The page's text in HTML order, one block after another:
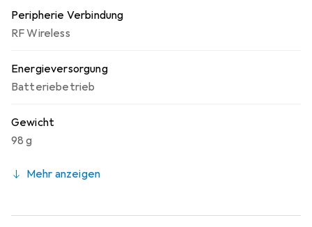
Peripherie Verbindung
RF Wireless
Energieversorgung
Batteriebetrieb
Gewicht
98 g
Mehr anzeigen